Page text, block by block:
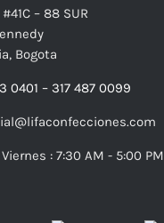
– 88 SUR
Bogota
0401 – 317 487 0099
: 7:30 AM - 5:00 PM